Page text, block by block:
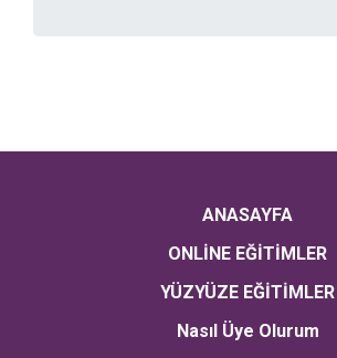
ANASAYFA
ONLİNE EĞİTİMLER
YÜZYÜZE EĞİTİMLER
Nasıl Üye Olurum